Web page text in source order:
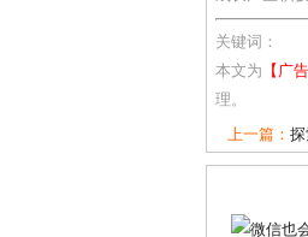
关键词：
本文为 【广告
理。
上一篇：